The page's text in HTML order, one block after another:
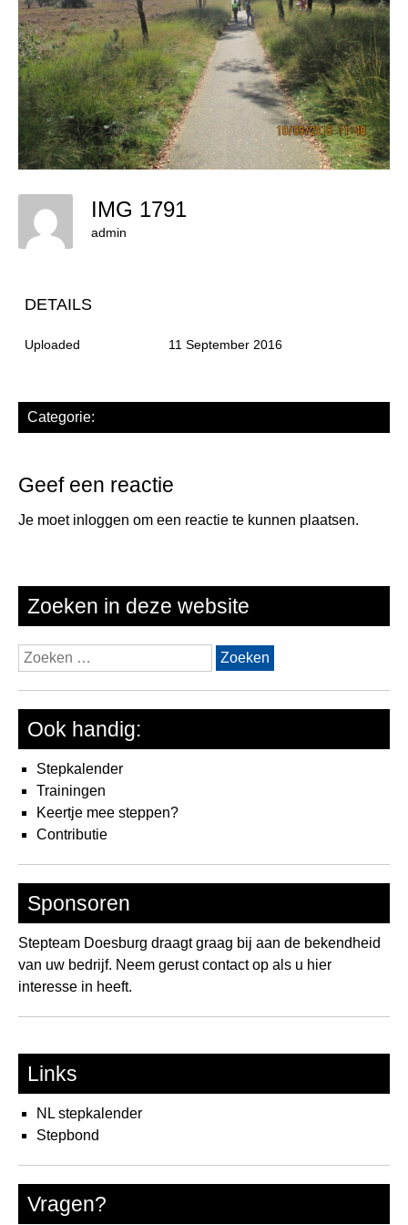
IMG 1791
admin
DETAILS
Uploaded 11 September 2016
Categorie:
Geef een reactie
Je moet inloggen om een reactie te kunnen plaatsen.
Zoeken in deze website
Zoeken
naar:
Ook handig:
Stepkalender
Trainingen
Keertje mee steppen?
Contributie
Sponsoren
Stepteam Doesburg draagt graag bij aan de bekendheid
van uw bedrijf. Neem gerust contact op als u hier
interesse in heeft.
Links
NL stepkalender
Stepbond
Vragen?